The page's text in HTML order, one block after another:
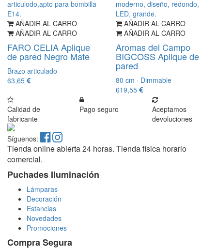
AÑADIR AL CARRO
AÑADIR AL CARRO
FARO CELIA Aplique
de pared Negro Mate
Brazo articulado
63,65
AÑADIR AL CARRO
AÑADIR AL CARRO
Aromas del Campo
BIGCOSS Aplique de
pared
80 cm · Dimmable
619,55
Calidad de
fabricante
Pago seguro
Aceptamos
devoluciones
Síguenos:
Tienda online abierta 24 horas. Tienda física horario
comercial.
Puchades Iluminación
Lámparas
Decoración
Estancias
Novedades
Promociones
Compra Segura